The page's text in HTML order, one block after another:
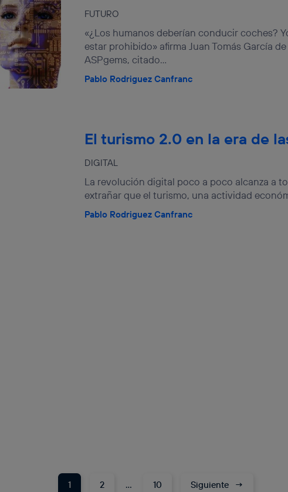
FUTURO
«¿Los humanos deberían conducir coches?
estar prohibido» afirma Juan Tomás García
ASPgems, citado...
Pablo Rodriguez Canfranc
DIGITAL
El turismo 2.0 en la era de
La revolución digital poco a poco alcanza a
extrañar que el turismo, una actividad
Pablo Rodriguez Canfranc
1 2 … 10 Siguiente →